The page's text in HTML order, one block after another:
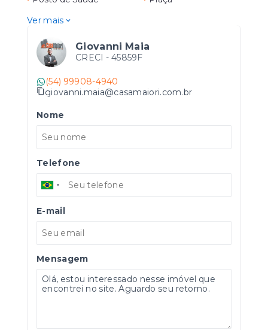
Ver mais
Giovanni Maia
CRECI - 45859F
(54) 99908-4940
giovanni.maia@casamaiori.com.br
Nome
Telefone
E-mail
Mensagem